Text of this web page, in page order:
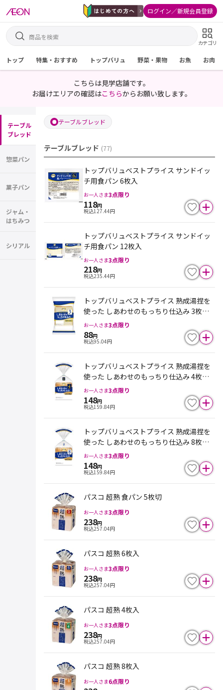
ログイン／新規会員登録
カテゴリ
トップ 特集・おすすめ トップバリュ 野菜・果物 お魚 お肉
こちらは見学店舗です。
お届けエリアの確認はこちらからお願い致します。
テーブル
ブレッド
惣菜パン
菓子パン
ジャム・
はちみつ
シリアル
テーブルブレッド
テーブルブレッド (77)
トップバリュベストプライス サンドイッ
チ用食パン 6枚入
お一人さま3点限り
118円
税込127.44円
トップバリュベストプライス サンドイッ
チ用食パン 12枚入
お一人さま3点限り
218円
税込235.44円
トップバリュベストプライス 熟成湯捏を
使った しあわせのもっちり仕込み 3枚ス
ライス
お一人さま3点限り
88円
税込95.04円
トップバリュベストプライス 熟成湯捏を
使った しあわせのもっちり仕込み 4枚ス
ライス
お一人さま3点限り
148円
税込159.84円
トップバリュベストプライス 熟成湯捏を
使った しあわせのもっちり仕込み 8枚ス
ライス
お一人さま3点限り
148円
税込159.84円
パスコ 超熟 食パン 5枚切
お一人さま3点限り
238円
税込257.04円
パスコ 超熟 6枚入
お一人さま3点限り
238円
税込257.04円
パスコ 超熟 4枚入
お一人さま3点限り
238円
税込257.04円
パスコ 超熟 8枚入
お一人さま6点限り